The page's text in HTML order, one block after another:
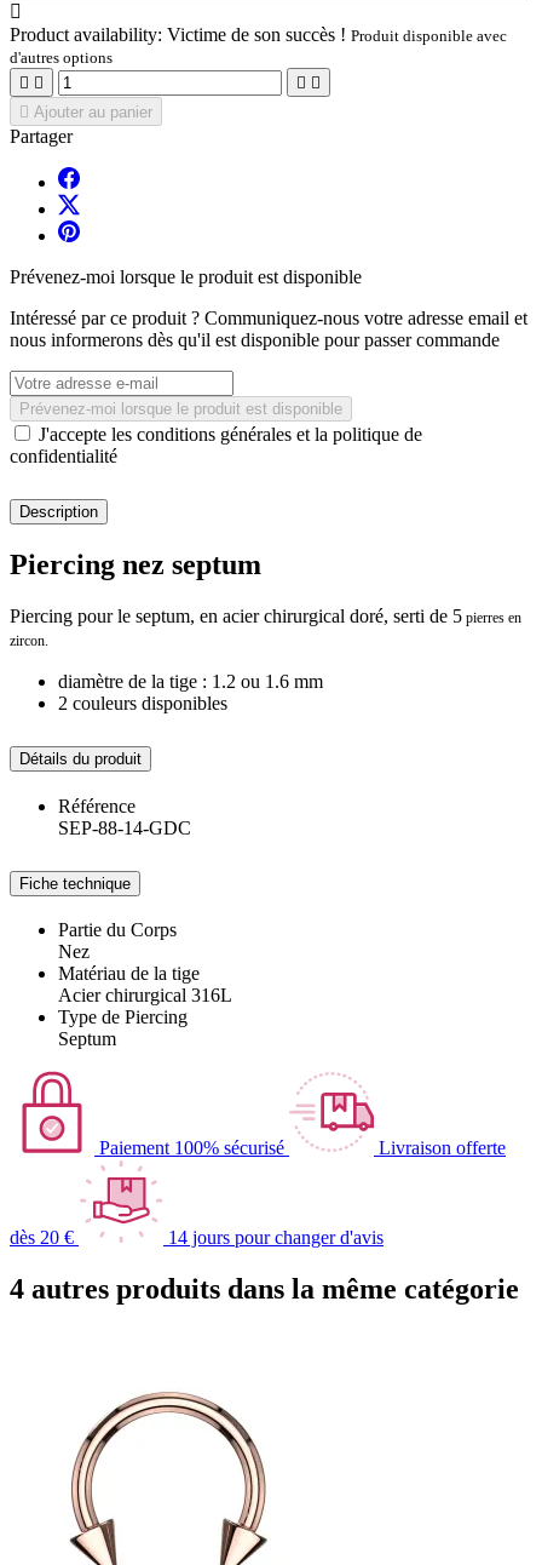

Product availability: Victime de son succès ! Produit disponible avec
d'autres options
   
 Ajouter au panier
Partager
Prévenez-moi lorsque le produit est disponible
Intéressé par ce produit ? Communiquez-nous votre adresse email et
nous informerons dès qu'il est disponible pour passer commande
Prévenez-moi lorsque le produit est disponible
J'accepte les conditions générales et la politique de
confidentialité
Description
Piercing nez septum
Piercing pour le septum, en acier chirurgical doré, serti de 5 pierres en
zircon.
diamètre de la tige : 1.2 ou 1.6 mm
2 couleurs disponibles
Détails du produit
Référence
SEP-88-14-GDC
Fiche technique
Partie du Corps
Nez
Matériau de la tige
Acier chirurgical 316L
Type de Piercing
Septum
Paiement 100% sécurisé Livraison offerte
dès 20 € 14 jours pour changer d'avis
4 autres produits dans la même catégorie